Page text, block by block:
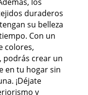
duraderos
su belleza
Con un
colores,
podrás crear un
en tu hogar sin
¡Déjate
y